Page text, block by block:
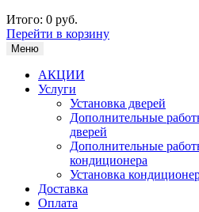
Итого: 0 руб.
Перейти в корзину
Меню
АКЦИИ
Услуги
Установка дверей
Дополнительные
дверей
Дополнительные
кондиционера
Установка
Доставка
Оплата